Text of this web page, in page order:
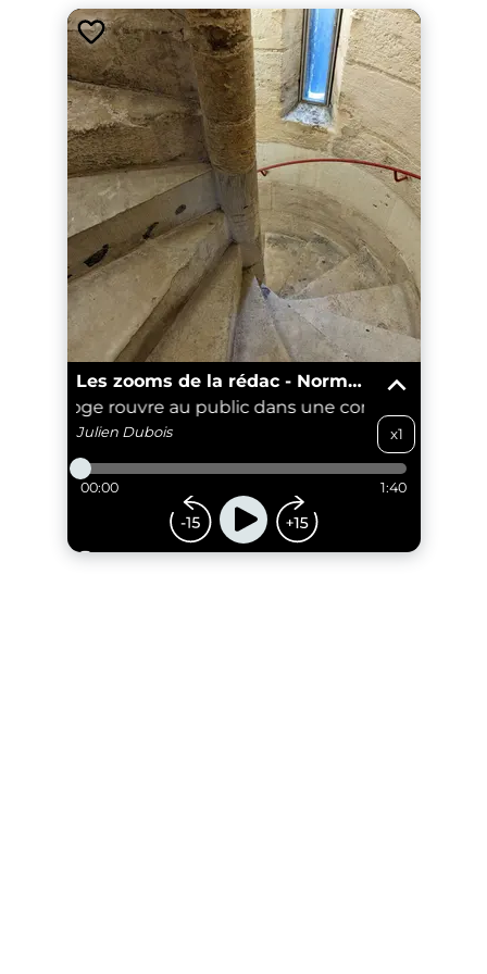
Les zooms de la rédac - Normandie
Horloge rouvre au public dans une configuration
Julien Dubois x1
00:00 1:40
...